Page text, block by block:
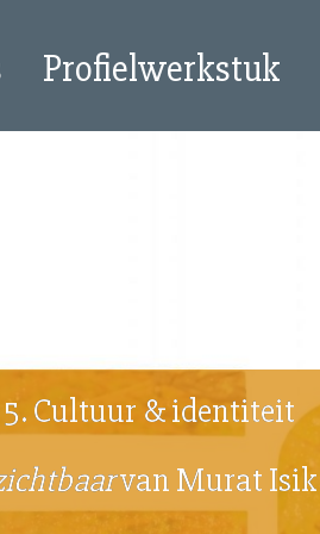
Profielwerkstuk
5. Cultuur & identiteit
van Murat Isik